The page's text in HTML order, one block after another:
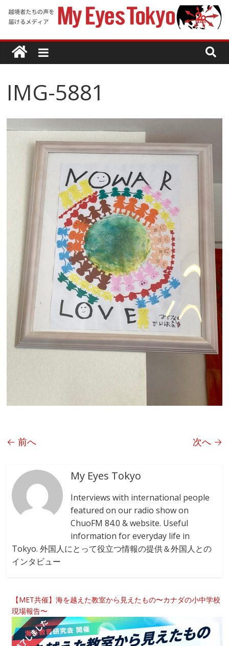
IMG-5881
← 前へ 次へ →
My Eyes Tokyo
Interviews with international people
featured on our radio show on
ChuoFM 84.0 & website. Useful
information for everyday life in
Tokyo. 外国人にとって役立つ情報の提供＆外国人との
インタビュー
【MET共催】海を越えた教室から見えたもの〜カナダの小中学校
現場報告〜